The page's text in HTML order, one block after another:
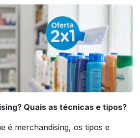
Quais as técnicas e tipos?
é merchandising, os tipos e